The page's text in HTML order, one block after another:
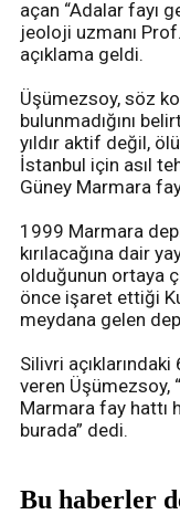
açan “Adalar fayı
jeoloji uzmanı
açıklama geldi.
Üşümezsoy, söz
bulunmadığını
yıldır aktif değil,
İstanbul için asıl
Güney Marmara
1999 Marmara
kırılacağına dair
olduğunun ortaya
önce işaret ettiği
meydana gelen
Silivri
veren Üşümezsoy,
Marmara fay hattı
burada” dedi.
Bu haberler